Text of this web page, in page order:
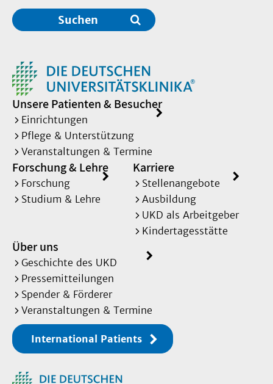
Suchen
Unsere Patienten & Besucher
Einrichtungen
Pflege & Unterstützung
Veranstaltungen & Termine
Forschung & Lehre
Forschung
Studium & Lehre
Karriere
Stellenangebote
Ausbildung
UKD als Arbeitgeber
Kindertagesstätte
Über uns
Geschichte des UKD
Pressemitteilungen
Spender & Förderer
Veranstaltungen & Termine
International Patients